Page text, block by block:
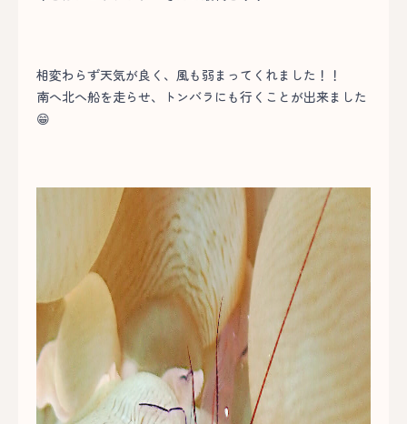
相変わらず天気が良く、風も弱まってくれました！！
南へ北へ船を走らせ、トンバラにも行くことが出来ました
😁